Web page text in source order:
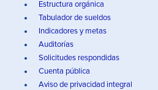
Estructura orgánica
Tabulador de sueldos
Indicadores y metas
Auditorías
Solicitudes respondidas
Cuenta pública
Aviso de privacidad integral